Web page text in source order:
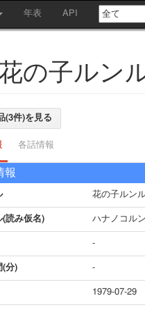
年表 API
の子ルン
(3件)を見る
各話情報
報
花の子ルン
(読み仮名) ハナノコル
-
(分) -
1979-07-29